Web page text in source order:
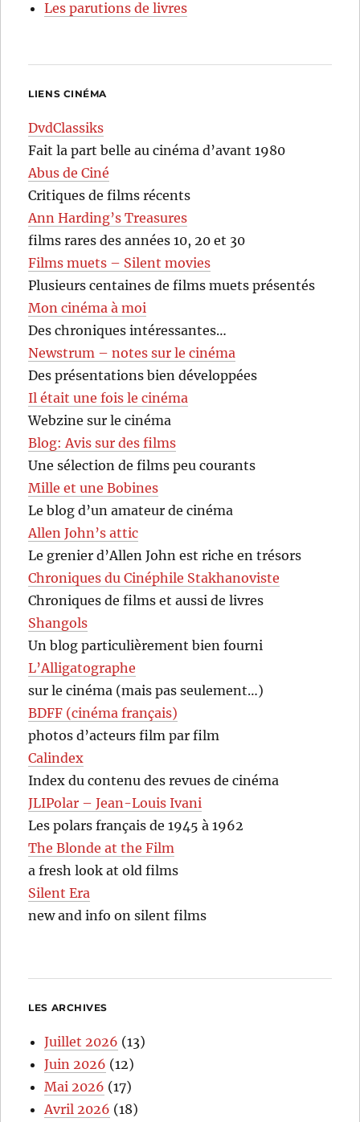
Les parutions de livres
LIENS CINÉMA
DvdClassiks
Fait la part belle au cinéma d’avant 1980
Abus de Ciné
Critiques de films récents
Ann Harding’s Treasures
films rares des années 10, 20 et 30
Films muets – Silent movies
Plusieurs centaines de films muets présentés
Mon cinéma à moi
Des chroniques intéressantes…
Newstrum – notes sur le cinéma
Des présentations bien développées
Il était une fois le cinéma
Webzine sur le cinéma
Blog: Avis sur des films
Une sélection de films peu courants
Mille et une Bobines
Le blog d’un amateur de cinéma
Allen John’s attic
Le grenier d’Allen John est riche en trésors
Chroniques du Cinéphile Stakhanoviste
Chroniques de films et aussi de livres
Shangols
Un blog particulièrement bien fourni
L’Alligatographe
sur le cinéma (mais pas seulement…)
BDFF (cinéma français)
photos d’acteurs film par film
Calindex
Index du contenu des revues de cinéma
JLIPolar – Jean-Louis Ivani
Les polars français de 1945 à 1962
The Blonde at the Film
a fresh look at old films
Silent Era
new and info on silent films
LES ARCHIVES
Juillet 2026 (13)
Juin 2026 (12)
Mai 2026 (17)
Avril 2026 (18)